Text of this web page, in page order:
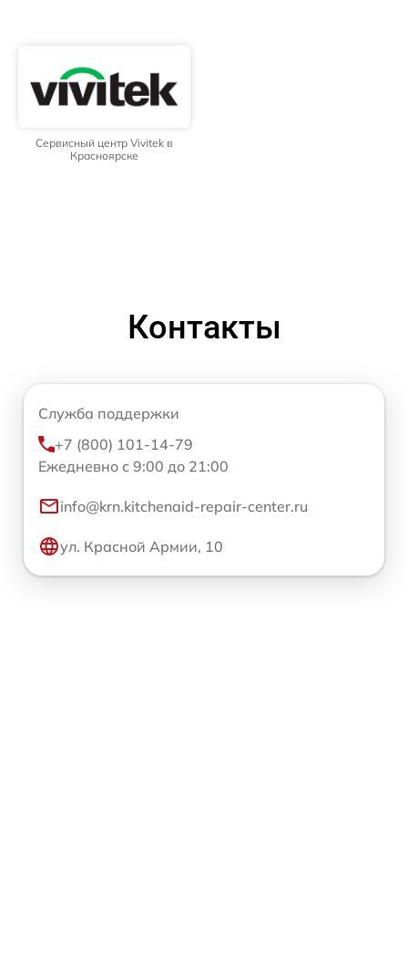
Сервисный центр Vivitek в
Красноярске
Контакты
Служба поддержки
+7 (800) 101-14-79
Ежедневно с 9:00 до 21:00
info@krn.kitchenaid-repair-center.ru
ул. Красной Армии, 10